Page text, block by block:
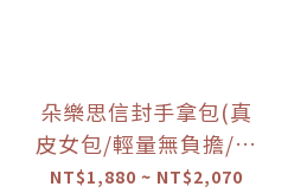
朵樂思信封手拿包(真
皮女包/輕量無負擔/防
刮耐磨)
NT$1,880 ~ NT$2,070